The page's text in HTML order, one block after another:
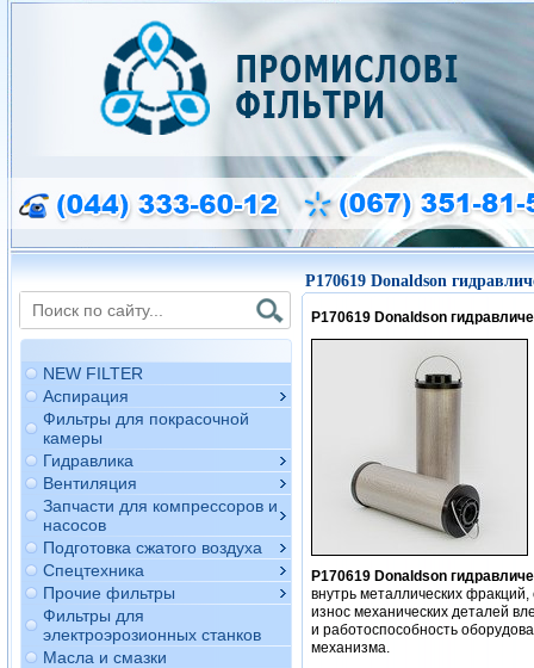
NEW FILTER
Аспирация
Фильтры для покрасочной
камеры
Гидравлика
Вентиляция
Запчасти для компрессоров и
насосов
Подготовка сжатого воздуха
Спецтехника
Прочие фильтры
Фильтры для
электроэрозионных станков
Масла и смазки
P170619 Donaldson
P170619 Donaldson
P170619 Donaldson
внутрь металлических
износ механических деталей
и работоспособность
механизма.